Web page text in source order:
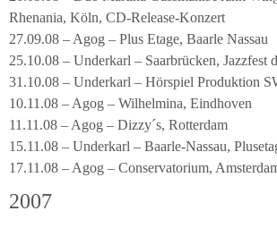
Rhenania, Köln, CD-Release-Konzert
27.09.08 – Agog – Plus Etage, Baarle Nassau
25.10.08 – Underkarl – Saarbrücken, Jazzfest
31.10.08 – Underkarl – Hörspiel Produktion
10.11.08 – Agog – Wilhelmina, Eindhoven
11.11.08 – Agog – Dizzy´s, Rotterdam
15.11.08 – Underkarl – Baarle-Nassau,
17.11.08 – Agog – Conservatorium,
2007